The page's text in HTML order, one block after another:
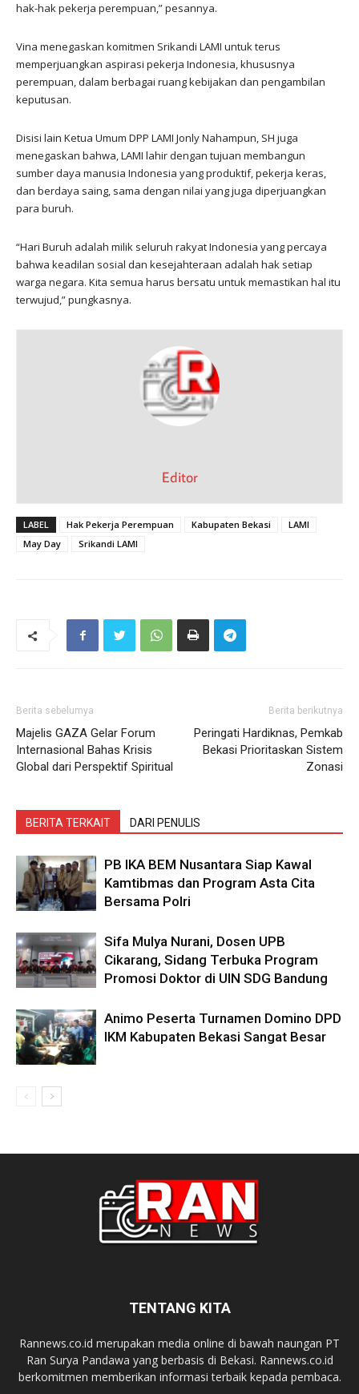
hak-hak pekerja perempuan,” pesannya.
Vina menegaskan komitmen Srikandi LAMI untuk terus
memperjuangkan aspirasi pekerja Indonesia, khususnya
perempuan, dalam berbagai ruang kebijakan dan pengambilan
keputusan.
Disisi lain Ketua Umum DPP LAMI Jonly Nahampun, SH juga
menegaskan bahwa, LAMI lahir dengan tujuan membangun
sumber daya manusia Indonesia yang produktif, pekerja keras,
dan berdaya saing, sama dengan nilai yang juga diperjuangkan
para buruh.
“Hari Buruh adalah milik seluruh rakyat Indonesia yang percaya
bahwa keadilan sosial dan kesejahteraan adalah hak setiap
warga negara. Kita semua harus bersatu untuk memastikan hal itu
terwujud,” pungkasnya.
Editor
LABEL Hak Pekerja Perempuan Kabupaten Bekasi
LAMI
May Day
Srikandi LAMI
Berita sebelumya
Majelis GAZA Gelar Forum
Internasional Bahas Krisis
Global dari Perspektif Spiritual
Berita berikutnya
Peringati Hardiknas, Pemkab
Bekasi Prioritaskan Sistem
Zonasi
BERITA TERKAIT DARI PENULIS
PB IKA BEM Nusantara Siap Kawal
Kamtibmas dan Program Asta Cita
Bersama Polri
Sifa Mulya Nurani, Dosen UPB
Cikarang, Sidang Terbuka Program
Promosi Doktor di UIN SDG Bandung
Animo Peserta Turnamen Domino DPD
IKM Kabupaten Bekasi Sangat Besar
TENTANG KITA
Rannews.co.id merupakan media online di bawah naungan PT
Ran Surya Pandawa yang berbasis di Bekasi. Rannews.co.id
berkomitmen memberikan informasi terbaik kepada pembaca.